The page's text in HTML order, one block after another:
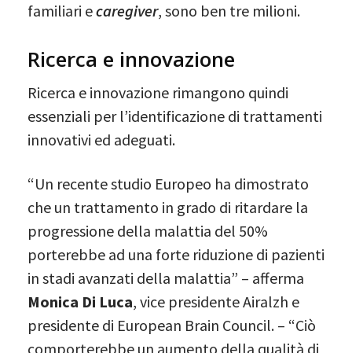
familiari ecaregiver, sono ben tre milioni.
Ricerca e innovazione
Ricerca e innovazione rimangono quindi
essenziali per l’identificazione di trattamenti
innovativi ed adeguati.
“Un recente studio Europeo ha dimostrato
che un trattamento in grado di ritardare la
progressione della malattia del 50%
porterebbe ad una forte riduzione di pazienti
in stadi avanzati della malattia” – afferma
Monica Di Luca, vice presidente Airalzh e
presidente di European Brain Council. – “Ciò
comporterebbe un aumento della qualità di